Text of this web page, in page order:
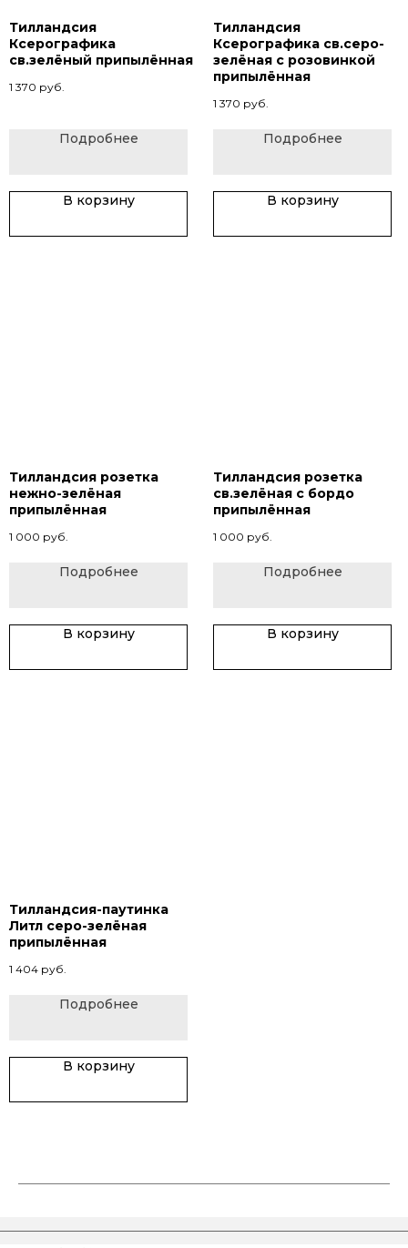
Тилландсия
Ксерографика
св.зелёный припылённая
1 370 руб.
Подробнее
В корзину
Тилландсия
Ксерографика св.серо-
зелёная с розовинкой
припылённая
1 370 руб.
Подробнее
В корзину
Тилландсия розетка
нежно-зелёная
припылённая
1 000 руб.
Подробнее
В корзину
Тилландсия розетка
св.зелёная с бордо
припылённая
1 000 руб.
Подробнее
В корзину
Тилландсия-паутинка
Литл серо-зелёная
припылённая
1 404 руб.
Подробнее
В корзину